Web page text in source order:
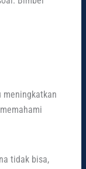
meningkatkan
tidak bisa,